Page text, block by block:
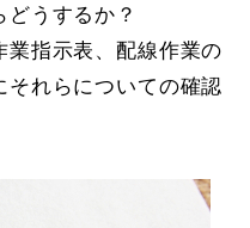
うするか？
業指示表、配線作業の
れらについての確認